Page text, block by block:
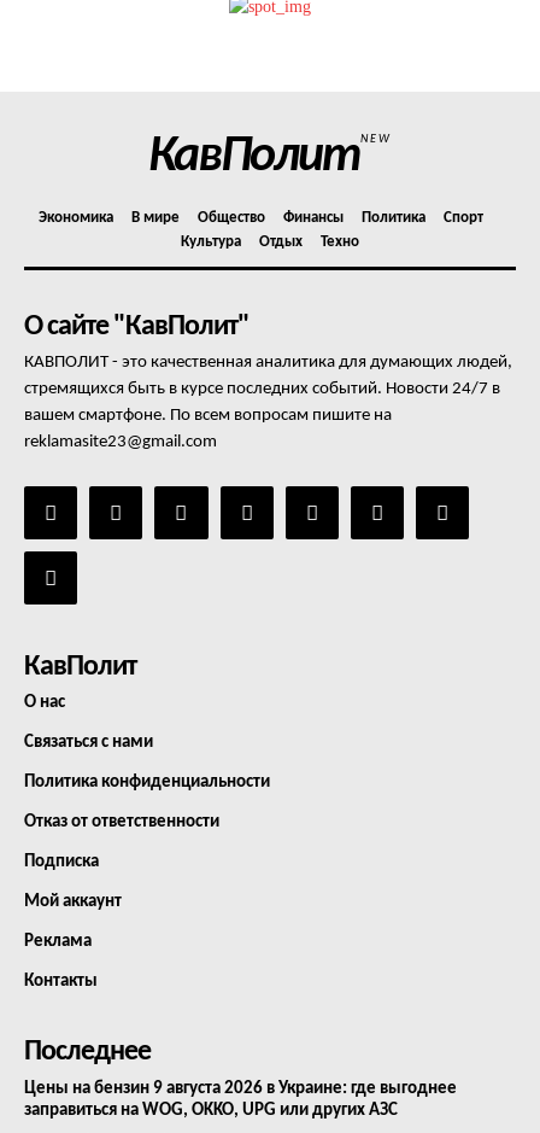
Контакты
КавПолитNEW
Экономика В мире Общество Финансы Политика
Спорт
Культура
Отдых Техно
О сайте "КавПолит"
КАВПОЛИТ - это качественная аналитика для думающих людей,
стремящихся быть в курсе последних событий. Новости 24/7 в
вашем смартфоне. По всем вопросам пишите на
reklamasite23@gmail.com
КавПолит
О нас
Связаться с нами
Политика конфиденциальности
Отказ от ответственности
Подписка
Мой аккаунт
Реклама
Контакты
Последнее
Цены на бензин 9 августа 2026 в Украине: где выгоднее
заправиться на WOG, OKKO, UPG или других АЗС